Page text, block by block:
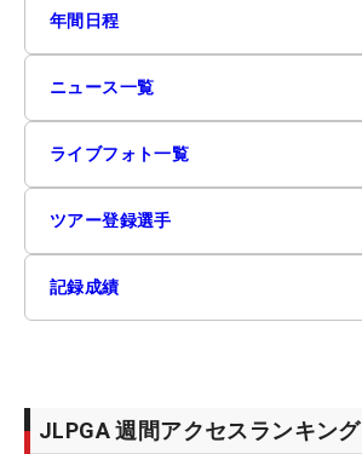
年間日程
ニュース一覧
ライブフォト一覧
ツアー登録選手
記録成績
JLPGA 週間アクセスランキング